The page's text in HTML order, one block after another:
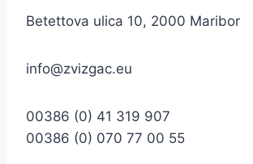
Betettova ulica 10, 2000 Maribor
info@zvizgac.eu
00386 (0) 41 319 907
00386 (0) 070 77 00 55